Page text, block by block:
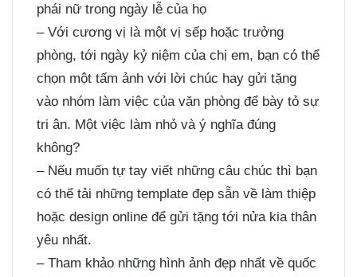
phái nữ trong ngày lễ của họ
– Với cương vị là một vị sếp hoặc trưởng
phòng, tới ngày kỷ niệm của chị em, bạn có thể
chọn một tấm ảnh với lời chúc hay gửi tặng
vào nhóm làm việc của văn phòng để bày tỏ sự
tri ân. Một việc làm nhỏ và ý nghĩa đúng
không?
– Nếu muốn tự tay viết những câu chúc thì bạn
có thể tải những template đẹp sẵn về làm thiệp
hoặc design online để gửi tặng tới nửa kia thân
yêu nhất.
– Tham khảo những hình ảnh đẹp nhất về quốc